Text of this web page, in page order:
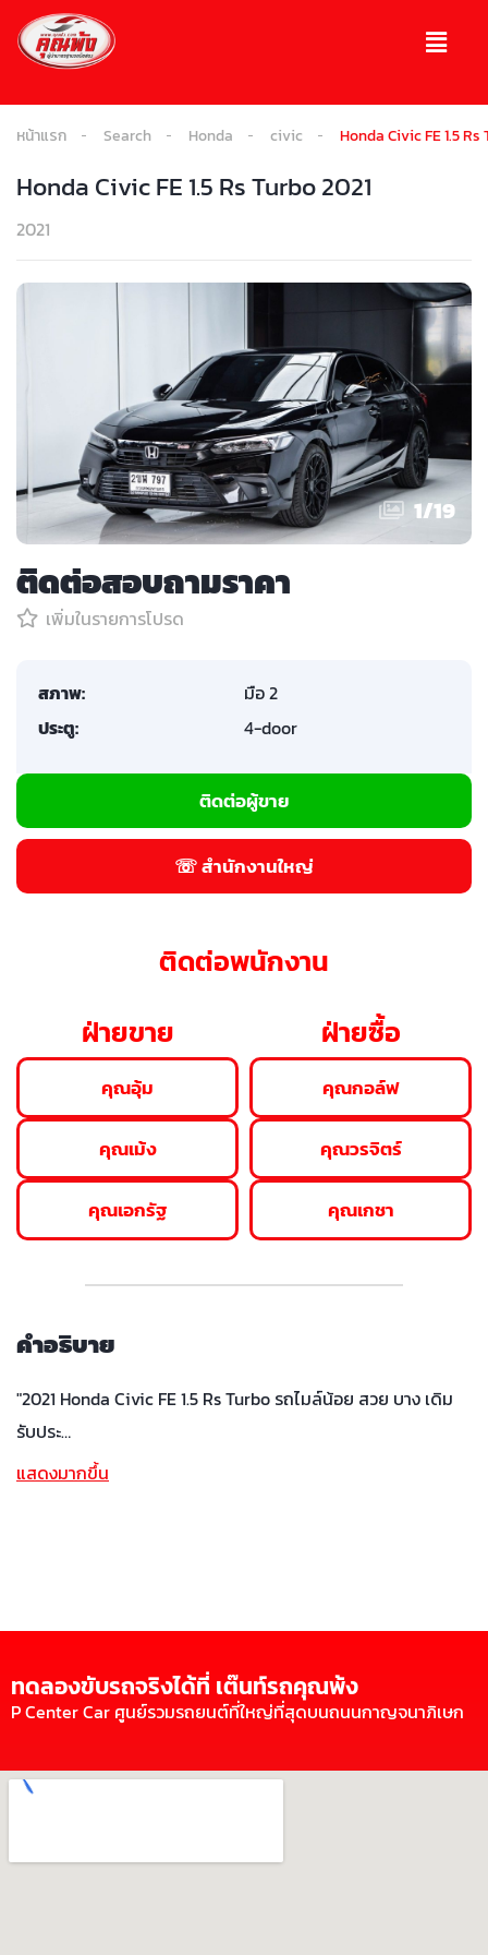
หน้าแรก Search Honda civic Honda Civic FE 1.5 Rs
Honda Civic FE 1.5 Rs Turbo 2021
2021
1/19
ติดต่อสอบถามราคา
เพิ่มในรายการโปรด
สภาพ:
มือ 2
ประตู:
4-door
ติดต่อผู้ขาย
☏ สำนักงานใหญ่
ติดต่อพนักงาน
ฝ่ายขาย
คุณอุ้ม
คุณเม้ง
คุณเอกรัฐ
ฝ่ายซื้อ
คุณกอล์ฟ
คุณวรจิตร์
คุณเกชา
คำอธิบาย
"2021 Honda Civic FE 1.5 Rs Turbo รถไมล์น้อย สวย บาง เดิม
รับประ…
แสดงมากขึ้น
ทดลองขับรถจริงได้ที่ เต๊นท์รถคุณพ้ง
P Center Car ศูนย์รวมรถยนต์ที่ใหญ่ที่สุดบนถนนกาญจนาภิเษก